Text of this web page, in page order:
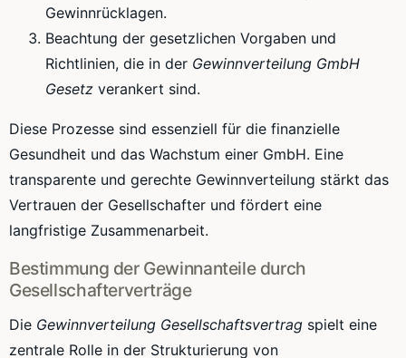
Gewinnrücklagen.
Beachtung der gesetzlichen Vorgaben und
Richtlinien, die in der Gewinnverteilung GmbH
Gesetz verankert sind.
Diese Prozesse sind essenziell für die finanzielle
Gesundheit und das Wachstum einer GmbH. Eine
transparente und gerechte Gewinnverteilung stärkt das
Vertrauen der Gesellschafter und fördert eine
langfristige Zusammenarbeit.
Bestimmung der Gewinnanteile durch
Gesellschafterverträge
Die Gewinnverteilung Gesellschaftsvertrag spielt eine
zentrale Rolle in der Strukturierung von